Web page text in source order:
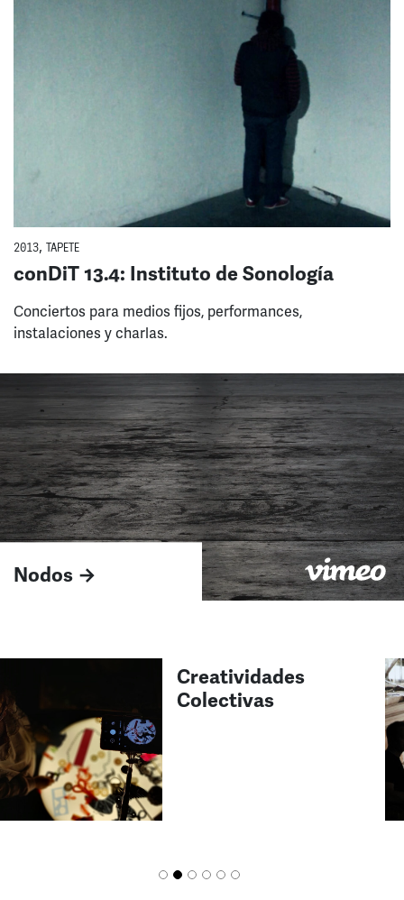
2013, TAPETE
conDiT 13.4: Instituto de Sonología
Conciertos para medios fijos, performances,
instalaciones y charlas.
Nodos →
Creatividades
Colectivas